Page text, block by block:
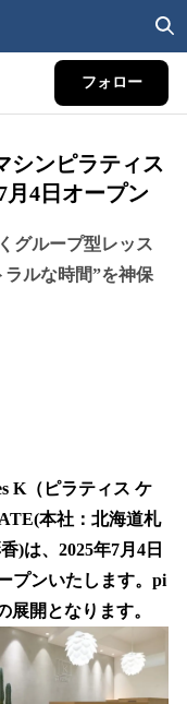
フォロー
シンピラティス
月4日オープン
グループ型レッス
ルな時間”を神保
K（ピラティス ケ
本社：北海道札
)は、2025年7月4日
プンいたします。pi
展開となります。